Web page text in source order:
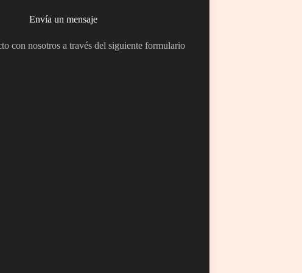
Envía un mensaje
con nosotros a través del siguiente formulario